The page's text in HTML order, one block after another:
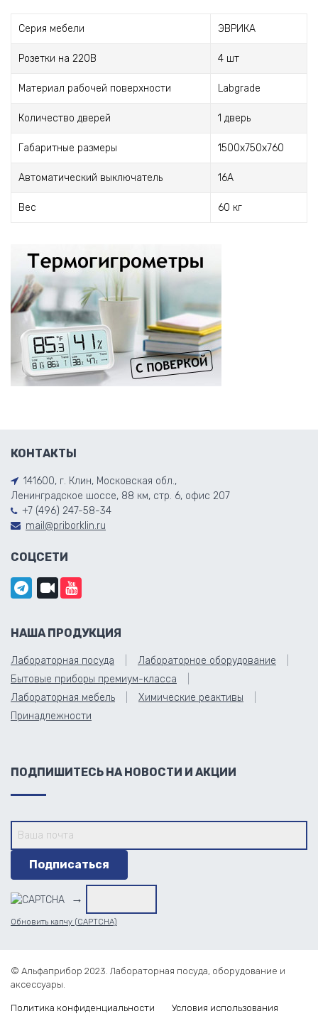
Серия мебели ЭВРИКА
Розетки на 220В 4 шт
Материал рабочей поверхности Labgrade
Количество дверей 1 дверь
Габаритные размеры 1500х750х760
Автоматический выключатель 16А
Вес 60 кг
КОНТАКТЫ
141600, г. Клин, Московская обл.,
Ленинградское шоссе, 88 км, стр. 6, офис 207
+7 (496) 247-58-34
mail@priborklin.ru
СОЦСЕТИ
НАША ПРОДУКЦИЯ
Лабораторная посуда
Лабораторное оборудование
Бытовые приборы премиум-класса
Лабораторная мебель
Химические реактивы
Принадлежности
ПОДПИШИТЕСЬ НА НОВОСТИ И АКЦИИ
→
Обновить капчу (CAPTCHA)
© Альфаприбор 2023. Лабораторная посуда, оборудование и
аксессуары.
Политика конфиденциальности Условия использования